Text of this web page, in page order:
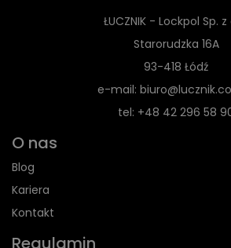
ŁUCZNIK - Lockpol Sp. z
Starorudzka 16A
93-418 Łódź
e-mail:
tel: +48 42 296 58
O nas
Blog
Kariera
Kontakt
Regulamin